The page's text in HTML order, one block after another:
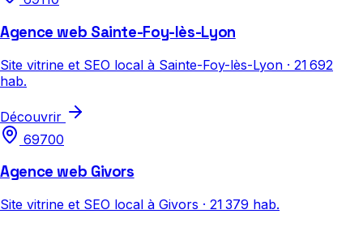
Agence web Sainte-Foy-lès-Lyon
Site vitrine et SEO local à Sainte-Foy-lès-Lyon · 21 692
hab.
Découvrir
69700
Agence web Givors
Site vitrine et SEO local à Givors · 21 379 hab.